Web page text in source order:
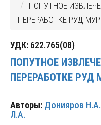
ПОПУТНОЕ
ПЕРЕРАБОТКЕ РУД
УДК: 622.765(08)
ПОПУТНОЕ
ПЕРЕРАБОТКЕ РУД
Авторы: Донияров Н.А.
Л.А.